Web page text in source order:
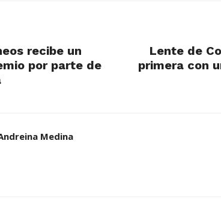
recibe un
por parte de
Lente de
primera con
Medina